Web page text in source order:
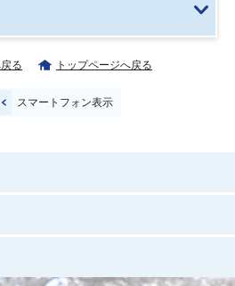
る トップページへ戻る
スマートフォン表示